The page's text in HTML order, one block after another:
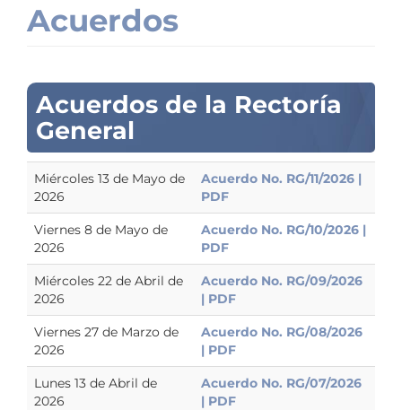
Acuerdos
Acuerdos de la Rectoría
General
Miércoles 13 de Mayo de
2026
Acuerdo No. RG/11/2026 |
PDF
Viernes 8 de Mayo de
2026
Acuerdo No. RG/10/2026 |
PDF
Miércoles 22 de Abril de
2026
Acuerdo No. RG/09/2026
| PDF
Viernes 27 de Marzo de
2026
Acuerdo No. RG/08/2026
| PDF
Lunes 13 de Abril de
2026
Acuerdo No. RG/07/2026
| PDF